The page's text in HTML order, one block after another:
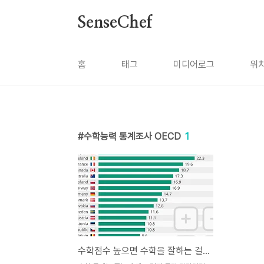
SenseChef
홈 태그 미디어로그 위
수학능력 통계조사 OECD 1
수학점수 높으면 수학을 잘하는 걸까?